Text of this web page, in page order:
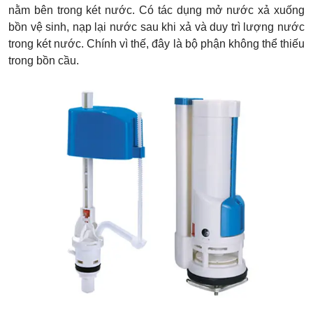
nằm bên trong két nước. Có tác dụng mở nước xả xuống
bồn vệ sinh, nạp lại nước sau khi xả và duy trì lượng nước
trong két nước. Chính vì thế, đây là bộ phận không thể thiếu
trong bồn cầu.